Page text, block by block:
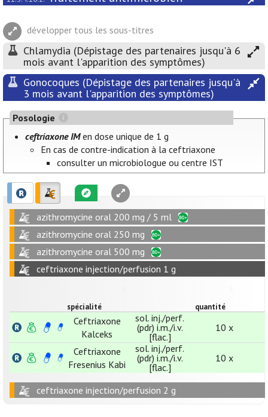
développer tous les sous-titres
Chlamydia (Dépistage des partenaires jusqu'à 6
mois avant l'apparition des symptômes)
Gonocoques (Dépistage des partenaires jusqu'à
3 mois avant l'apparition des symptômes)
Posologie
ceftriaxone IMen dose unique de 1 g
En cas de contre-indication à la ceftriaxone
consulter un microbiologue ou centre IST
azithromycine oral 200 mg / 5 ml
azithromycine oral 250 mg
azithromycine oral 500 mg
ceftriaxone injection/perfusion 1 g
spécialité quantité
Ceftriaxone
Kalceks
sol. inj./perf.
(pdr) i.m./i.v.
[flac.]
10 x
Ceftriaxone
Fresenius Kabi
sol. inj./perf.
(pdr) i.m./i.v.
[flac.]
10 x
ceftriaxone injection/perfusion 2 g